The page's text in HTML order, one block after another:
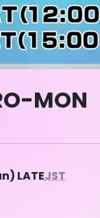
MON
LATEJST